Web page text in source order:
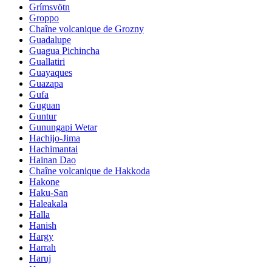
Grímsvötn
Groppo
Chaîne volcanique de Grozny
Guadalupe
Guagua Pichincha
Guallatiri
Guayaques
Guazapa
Gufa
Guguan
Guntur
Gunungapi Wetar
Hachijo-Jima
Hachimantai
Hainan Dao
Chaîne volcanique de Hakkoda
Hakone
Haku-San
Haleakala
Halla
Hanish
Hargy
Harrah
Haruj